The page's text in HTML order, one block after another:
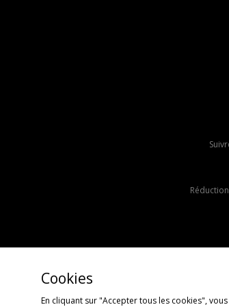
Cookies
En cliquant sur "Accepter tous les cookies",